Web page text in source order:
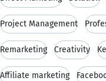
Project Management
Remarketing Creativity
Affiliate marketing